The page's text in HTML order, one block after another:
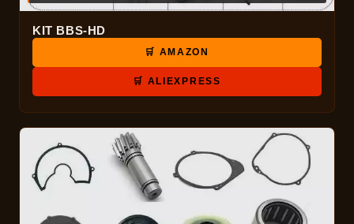
KIT BBS-HD
🛒 AMAZON
🛒 ALIEXPRESS